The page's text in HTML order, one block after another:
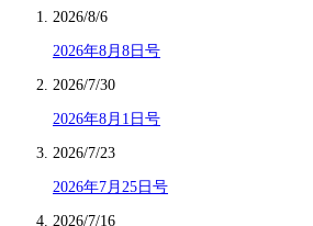
2026/8/6
2026年8月8日号
2026/7/30
2026年8月1日号
2026/7/23
2026年7月25日号
2026/7/16